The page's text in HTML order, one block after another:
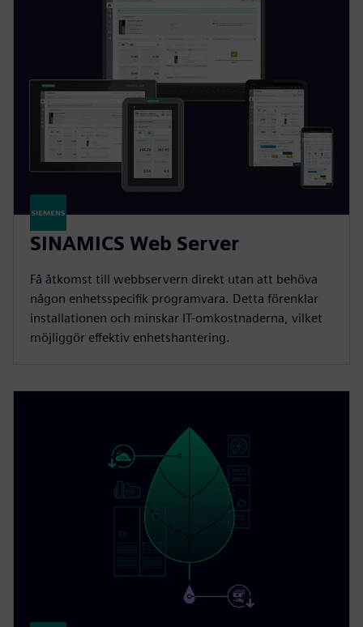
SINAMICS Web Server
Få åtkomst till webbservern direkt utan att behöva
någon enhetsspecifik programvara. Detta förenklar
installationen och minskar IT-omkostnaderna, vilket
möjliggör effektiv enhetshantering.